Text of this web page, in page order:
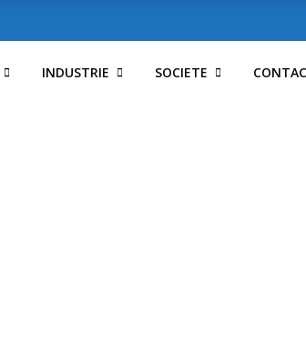
INDUSTRIE SOCIETE